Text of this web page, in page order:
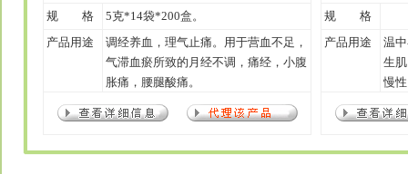
规 格
5克*14袋*200盒。
产品用途
调经养血，理气止痛。用于营血不足，
气滞血瘀所致的月经不调，痛经，小腹
胀痛，腰腿酸痛。
规 格
产品用途
温
生
慢
酸